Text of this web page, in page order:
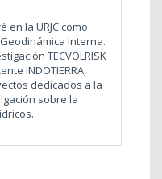
en la URJC como
Interna.
TECVOLRISK
INDOTIERRA,
dedicados a la
sobre la